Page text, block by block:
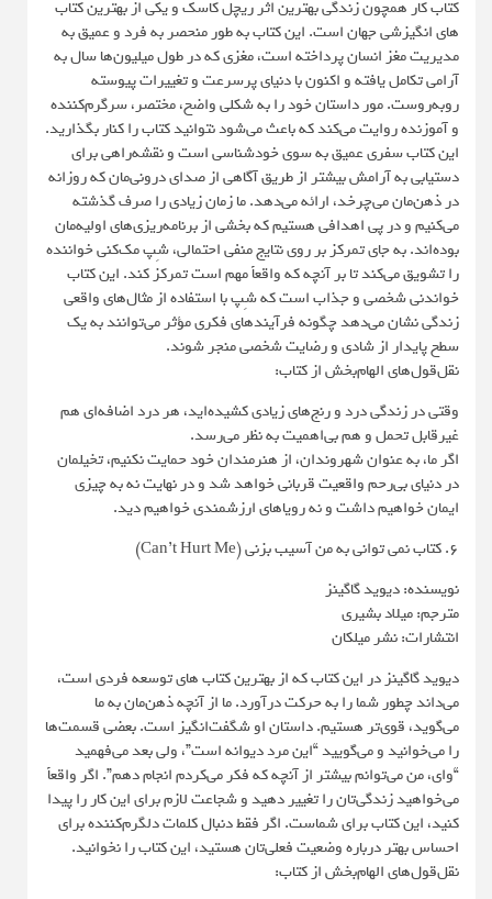
کتاب کار همچون زندگی بهترین اثر ریچل کاسک و یکی از بهترین کتاب
های انگیزشی جهان است. این کتاب به طور منحصر به فرد و عمیق به
مدیریت مغز انسان پرداخته است، مغزی که در طول میلیون‌ها سال به
آرامی تکامل یافته و اکنون با دنیای پرسرعت و تغییرات پیوسته
روبه‌روست. مور داستان خود را به شکلی واضح، مختصر، سرگرم‌کننده
و آموزنده روایت می‌کند که باعث می‌شود نتوانید کتاب را کنار بگذارید.
این کتاب سفری عمیق به سوی خودشناسی است و نقشه‌راهی برای
دستیابی به آرامش بیشتر از طریق آگاهی از صدای درونی‌مان که روزانه
در ذهن‌مان می‌چرخد، ارائه می‌دهد. ما زمان زیادی را صرف گذشته
می‌کنیم و در پی اهدافی هستیم که بخشی از برنامه‌ریزی‌های اولیه‌مان
بوده‌اند. به جای تمرکز بر روی نتایج منفی احتمالی، شِپ مک‌کنی خواننده
را تشویق می‌کند تا بر آنچه که واقعاً مهم است تمرکز کند. این کتاب
خواندنی شخصی و جذاب است که شِپ با استفاده از مثال‌های واقعی
زندگی نشان می‌دهد چگونه فرآیندهای فکری مؤثر می‌توانند به یک
سطح پایدار از شادی و رضایت شخصی منجر شوند.
نقل‌قول‌های الهام‌بخش از کتاب:
وقتی در زندگی درد و رنج‌های زیادی کشیده‌اید، هر درد اضافه‌ای هم
غیرقابل تحمل و هم بی‌اهمیت به نظر می‌رسد.
اگر ما، به عنوان شهروندان، از هنرمندان خود حمایت نکنیم، تخیلمان
در دنیای بی‌رحم واقعیت قربانی خواهد شد و در نهایت نه به چیزی
ایمان خواهیم داشت و نه رویاهای ارزشمندی خواهیم دید.
6. کتاب نمی توانی به من آسیب بزنی (Can’t Hurt Me)
نویسنده: دیوید گاگینز
مترجم: میلاد بشیری
انتشارات: نشر میلکان
دیوید گاگینز در این کتاب که از بهترین کتاب های توسعه فردی است،
می‌داند چطور شما را به حرکت درآورد. ما از آنچه ذهن‌مان به ما
می‌گوید، قوی‌تر هستیم. داستان او شگفت‌انگیز است. بعضی قسمت‌ها
را می‌خوانید و می‌گویید “این مرد دیوانه است”، ولی بعد می‌فهمید
“وای، من می‌توانم بیشتر از آنچه که فکر می‌کردم انجام دهم”. اگر واقعاً
می‌خواهید زندگی‌تان را تغییر دهید و شجاعت لازم برای این کار را پیدا
کنید، این کتاب برای شماست. اگر فقط دنبال کلمات دلگرم‌کننده برای
احساس بهتر درباره وضعیت فعلی‌تان هستید، این کتاب را نخوانید.
نقل‌قول‌های الهام‌بخش از کتاب: